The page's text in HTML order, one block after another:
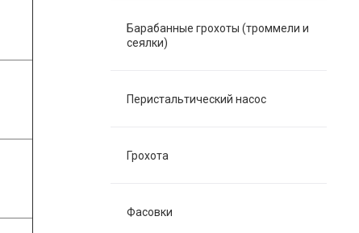
Барабанные грохоты (троммели и
сеялки)
Перистальтический насос
Грохота
Фасовки